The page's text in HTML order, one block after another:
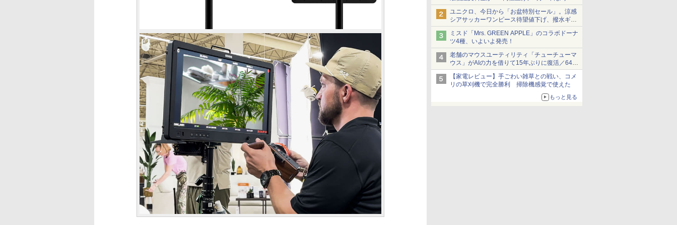
1,500円から受付
ユニクロ、今日から「お盆特別セール」。涼感
シアサッカーワンピース待望値下げ、撥水ギア
ショーツは1990円に
ミスド「Mrs. GREEN APPLE」のコラボドーナ
ツ4種、いよいよ発売！
老舗のマウスユーティリティ「チューチューマ
ウス」がAIの力を借りて15年ぶりに復活／64bit
化、Windows 10/11、「Chrome」も走り回
る。復活記念で2026年末まで500円
【家電レビュー】手ごわい雑草との戦い、コメ
リの草刈機で完全勝利 掃除機感覚で使えた
もっと見る